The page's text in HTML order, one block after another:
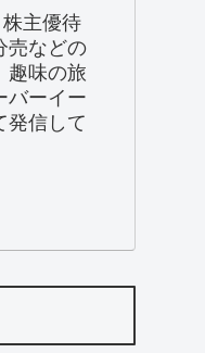
主優待
売などの
趣味の旅
バーイー
発信して